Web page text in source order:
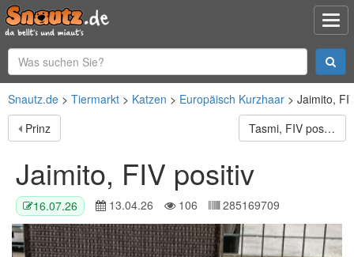
Snautz.de Tiermarkt Katzen Europäisch Kurzhaar
Jaimito,
Prinz
Tasmi, FIV positiv
Jaimito, FIV positiv
16.07.26 13.04.26 106 285169709